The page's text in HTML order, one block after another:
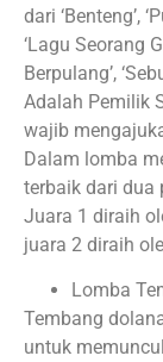
dari ‘Benteng’,
‘Lagu Seorang
Berpulang’,
Adalah Pemilik
wajib
Dalam lomba
terbaik dari dua
Juara 1 diraih
juara 2 diraih
Lomba
Tembang
untuk